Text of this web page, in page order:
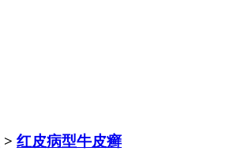
> 红皮病型牛皮癣